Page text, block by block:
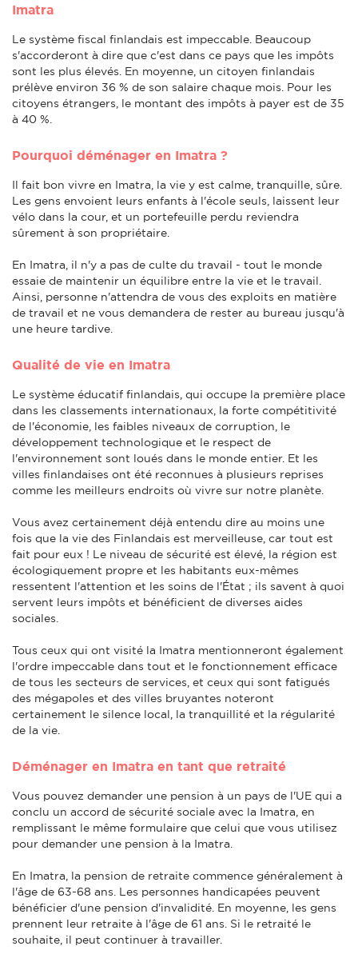
Imatra
Le système fiscal finlandais est impeccable. Beaucoup
s'accorderont à dire que c'est dans ce pays que les impôts
sont les plus élevés. En moyenne, un citoyen finlandais
prélève environ 36 % de son salaire chaque mois. Pour les
citoyens étrangers, le montant des impôts à payer est de 35
à 40 %.
Pourquoi déménager en Imatra ?
Il fait bon vivre en Imatra, la vie y est calme, tranquille, sûre.
Les gens envoient leurs enfants à l'école seuls, laissent leur
vélo dans la cour, et un portefeuille perdu reviendra
sûrement à son propriétaire.
En Imatra, il n'y a pas de culte du travail - tout le monde
essaie de maintenir un équilibre entre la vie et le travail.
Ainsi, personne n'attendra de vous des exploits en matière
de travail et ne vous demandera de rester au bureau jusqu'à
une heure tardive.
Qualité de vie en Imatra
Le système éducatif finlandais, qui occupe la première place
dans les classements internationaux, la forte compétitivité
de l'économie, les faibles niveaux de corruption, le
développement technologique et le respect de
l'environnement sont loués dans le monde entier. Et les
villes finlandaises ont été reconnues à plusieurs reprises
comme les meilleurs endroits où vivre sur notre planète.
Vous avez certainement déjà entendu dire au moins une
fois que la vie des Finlandais est merveilleuse, car tout est
fait pour eux ! Le niveau de sécurité est élevé, la région est
écologiquement propre et les habitants eux-mêmes
ressentent l'attention et les soins de l'État ; ils savent à quoi
servent leurs impôts et bénéficient de diverses aides
sociales.
Tous ceux qui ont visité la Imatra mentionneront également
l'ordre impeccable dans tout et le fonctionnement efficace
de tous les secteurs de services, et ceux qui sont fatigués
des mégapoles et des villes bruyantes noteront
certainement le silence local, la tranquillité et la régularité
de la vie.
Déménager en Imatra en tant que retraité
Vous pouvez demander une pension à un pays de l'UE qui a
conclu un accord de sécurité sociale avec la Imatra, en
remplissant le même formulaire que celui que vous utilisez
pour demander une pension à la Imatra.
En Imatra, la pension de retraite commence généralement à
l'âge de 63-68 ans. Les personnes handicapées peuvent
bénéficier d'une pension d'invalidité. En moyenne, les gens
prennent leur retraite à l'âge de 61 ans. Si le retraité le
souhaite, il peut continuer à travailler.